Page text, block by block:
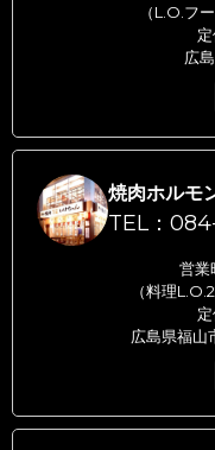
（L.O.フ
広
焼肉ホルモ
TEL：
営業
（料理
広島県福山